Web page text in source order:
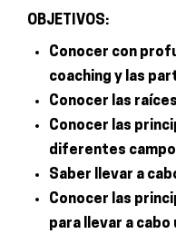
OBJETIVOS:
Conocer con
coaching y las
Conocer las
Conocer las
diferentes
Saber llevar a
Conocer las
para llevar a cabo